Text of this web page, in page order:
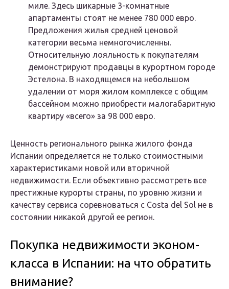
миле. Здесь шикарные 3-комнатные
апартаменты стоят не менее 780 000 евро.
Предложения жилья средней ценовой
категории весьма немногочисленны.
Относительную лояльность к покупателям
демонстрируют продавцы в курортном городе
Эстелона. В находящемся на небольшом
удалении от моря жилом комплексе с общим
бассейном можно приобрести малогабаритную
квартиру «всего» за 98 000 евро.
Ценность регионального рынка жилого фонда
Испании определяется не только стоимостными
характеристиками новой или вторичной
недвижимости. Если объективно рассмотреть все
престижные курорты страны, по уровню жизни и
качеству сервиса соревноваться с Costa del Sol не в
состоянии никакой другой ее регион.
Покупка недвижимости эконом-
класса в Испании: на что обратить
внимание?